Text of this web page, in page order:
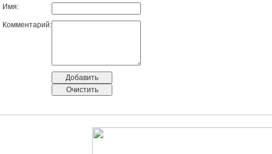
Имя:
Комментарий: